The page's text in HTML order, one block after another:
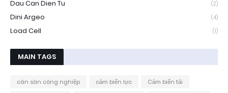
Dau Can Dien Tu (2)
Dini Argeo (4)
Load Cell (1)
MAIN TAGS
cân sàn công nghiệp cảm biến lực
Cảm biến tải